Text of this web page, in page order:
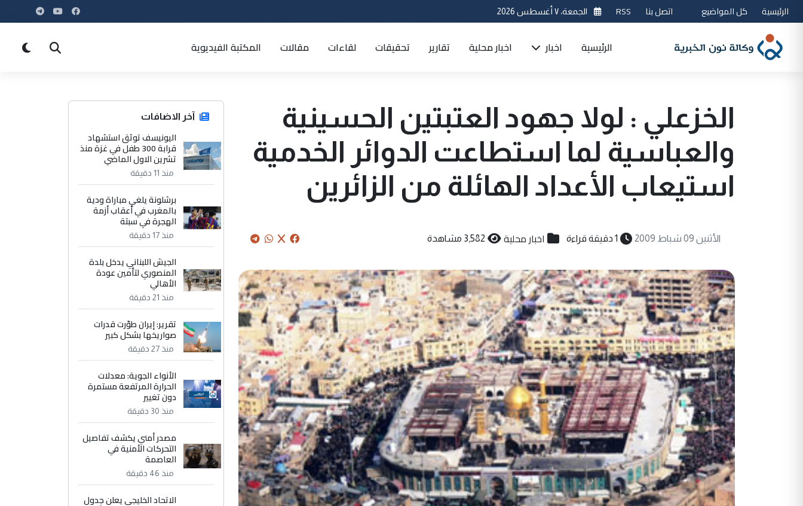
الرئيسية كل المواضيع اتصل بنا RSS الجمعة، ٧ أغسطس 2026
الرئيسية اخبار اخبار محلية تقارير تحقيقات لقاءات مقالات المكتبة الفيديوية
الخزعلي : لولا جهود العتبتين الحسينية
والعباسية لما استطاعت الدوائر الخدمية
استيعاب الأعداد الهائلة من الزائرين
الأثنين 09 شباط 2009 1 دقيقة قراءة اخبار محلية 3,582 مشاهدة
آخر الاضافات
اليونيسف توثق استشهاد
قرابة 300 طفل في غزة منذ
تشرين الاول الماضي
منذ 11 دقيقة
برشلونة يلغي مباراة ودية
بالمغرب في أعقاب أزمة
الهجرة في سبتة
منذ 17 دقيقة
الجيش اللبناني يدخل بلدة
المنصوري لتأمين عودة
الأهالي
منذ 21 دقيقة
تقرير: إيران طوّرت قدرات
صواريخها بشكل كبير
منذ 27 دقيقة
الأنواء الجوية: معدلات
الحرارة المرتفعة مستمرة
دون تغيير
منذ 30 دقيقة
مصدر أمني يكشف تفاصيل
التحركات الأمنية في
العاصمة
منذ 46 دقيقة
الاتحاد الخليجي يعلن جدول